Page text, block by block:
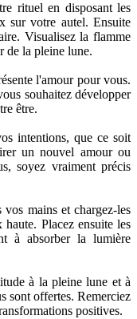
rituel en disposant les
sur votre autel. Ensuite
Visualisez la flamme
de la pleine lune.
l'amour pour vous.
souhaitez développer
être.
intentions, que ce soit
un nouvel amour ou
soyez vraiment précis
vos mains et chargez-les
Placez ensuite les
à absorber la lumière
à la pleine lune et à
sont offertes. Remerciez
positives.